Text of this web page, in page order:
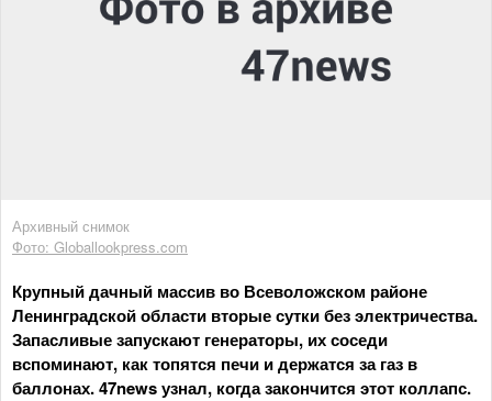
Архивный снимок
Фото: Globallookpress.com
Крупный дачный массив во Всеволожском районе
Ленинградской области вторые сутки без электричества.
Запасливые запускают генераторы, их соседи
вспоминают, как топятся печи и держатся за газ в
баллонах. 47news узнал, когда закончится этот коллапс.